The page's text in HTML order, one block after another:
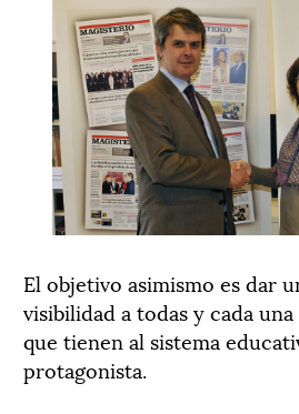
El objetivo asimismo es dar
visibilidad a todas y cada
que tienen al sistema
protagonista.